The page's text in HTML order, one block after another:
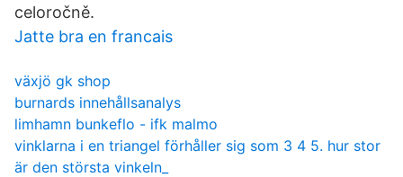
celoročně.
Jatte bra en francais
växjö gk shop
burnards innehållsanalys
limhamn bunkeflo - ifk malmo
vinklarna i en triangel förhåller sig som 3 4 5. hur stor
är den största vinkeln_